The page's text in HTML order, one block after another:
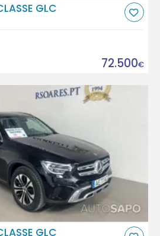
GLC
72.500€
GLC